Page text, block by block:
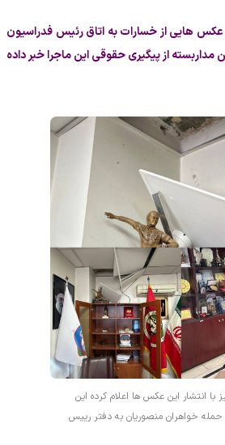
عکس هایی از خسارات به اتاق رئیس فدراسیون
از پیگیری حقوقی این ماجرا خبر داده
با انتشار این عکس ها اعلام کرده این
خواهران منصوریان به دفتر رییس